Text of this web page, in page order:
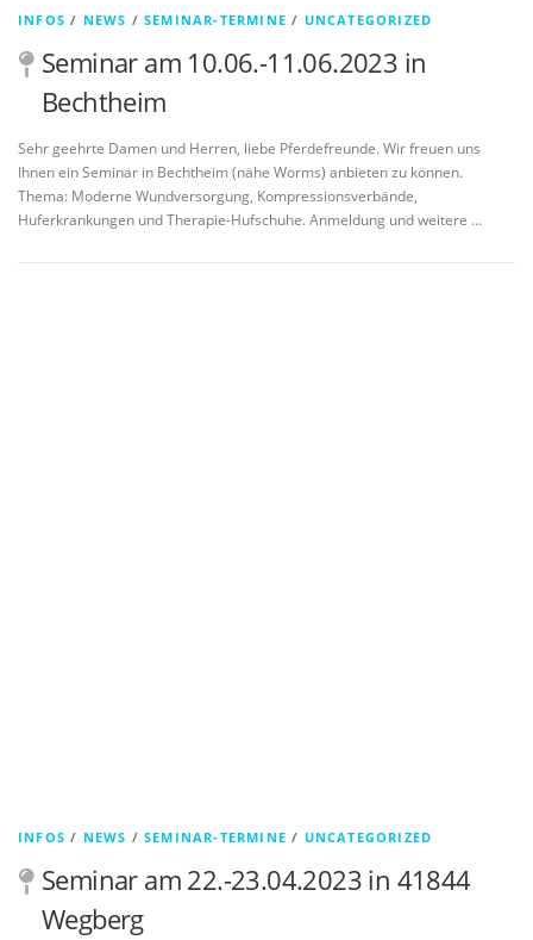
INFOS / NEWS /SEMINAR-TERMINE / UNCATEGORIZED
Seminar am 10.06.-11.06.2023 in
Bechtheim
Sehr geehrte Damen und Herren, liebe Pferdefreunde. Wir freuen uns
Ihnen ein Seminar in Bechtheim (nähe Worms) anbieten zu können.
Thema: Moderne Wundversorgung, Kompressionsverbände,
Huferkrankungen und Therapie-Hufschuhe. Anmeldung und weitere …
INFOS / NEWS /SEMINAR-TERMINE / UNCATEGORIZED
Seminar am 22.-23.04.2023 in 41844
Wegberg